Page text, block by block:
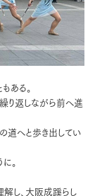
ある。
り返しながら前へ進
道へと歩き出してい
。
し、大阪成蹊らし